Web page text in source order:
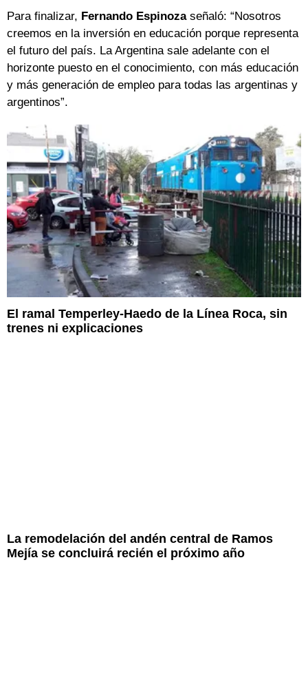
Para finalizar, Fernando Espinoza señaló: “Nosotros
creemos en la inversión en educación porque representa
el futuro del país. La Argentina sale adelante con el
horizonte puesto en el conocimiento, con más educación
y más generación de empleo para todas las argentinas y
argentinos”.
El ramal Temperley-Haedo de la Línea Roca, sin
trenes ni explicaciones
La remodelación del andén central de Ramos
Mejía se concluirá recién el próximo año